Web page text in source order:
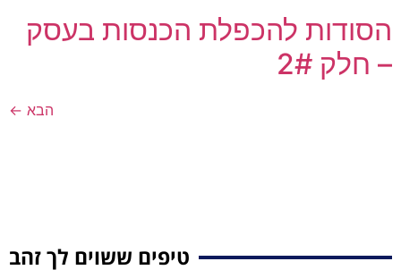
הסודות להכפלת הכנסות בעסק
– חלק 2#
הבא ←
טיפים ששוים לך זהב